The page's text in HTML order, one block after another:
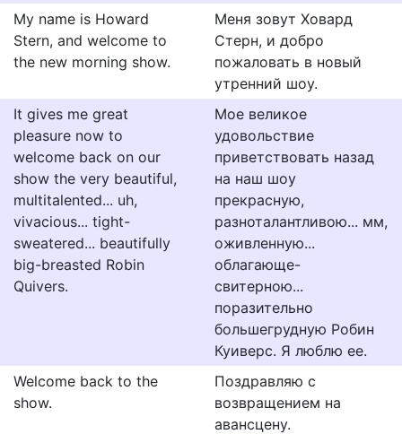
My name is Howard
Stern, and welcome to
the new morning show.
Меня зовут Ховард
Стерн, и добро
пожаловать в новый
утренний шоу.
It gives me great
pleasure now to
welcome back on our
show the very beautiful,
multitalented... uh,
vivacious... tight-
sweatered... beautifully
big-breasted Robin
Quivers.
Мое великое
удовольствие
приветствовать назад
на наш шоу
прекрасную,
разноталантливою... мм,
оживленную...
облагающе-
свитерною...
поразительно
большегрудную Робин
Куиверс. Я люблю ее.
Welcome back to the
show.
Поздравляю с
возвращением на
авансцену.